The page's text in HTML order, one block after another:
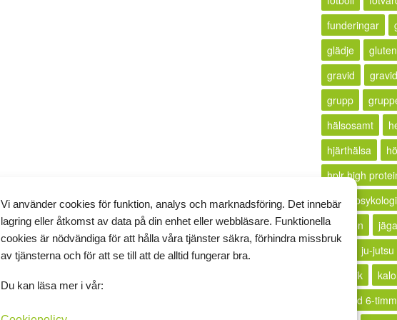
funderingar
glädje
gluten
gravid
grupp
hälsosamt
hjärthälsa
hplr high
idrottspsykologi
irritation
ju-jutsu
källkritik
karlstad 6-
Vi använder cookies för funktion, analys och marknadsföring. Det innebär
lagring eller åtkomst av data på din enhet eller webbläsare. Funktionella
cookies är nödvändiga för att hålla våra tjänster säkra, förhindra missbruk
av tjänsterna och för att se till att de alltid fungerar bra.
Du kan läsa mer i vår: